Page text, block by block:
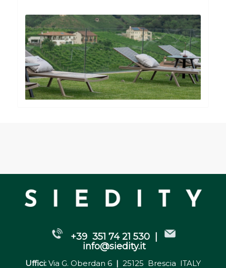
+39 351 74 21 530 |
info@siedity.it
Uffici: Via G. Oberdan 6 | 25125 Brescia ITALY